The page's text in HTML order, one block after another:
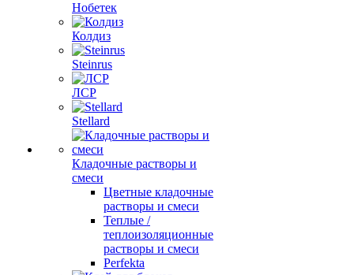
Нобетек
Колдиз
Steinrus
ЛСР
Stellard
Кладочные растворы и
смеси
Цветные кладочные
растворы и смеси
Теплые /
теплоизоляционные
растворы и смеси
Perfekta